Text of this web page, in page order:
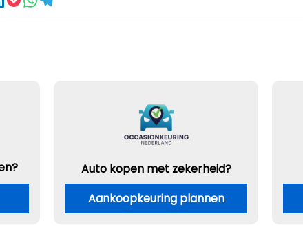
Auto kopen met zekerheid?
Aankoopkeuring plannen